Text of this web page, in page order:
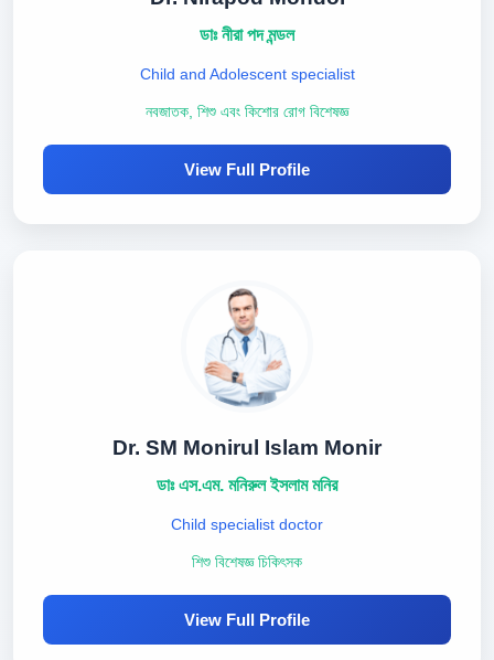
ডাঃ নীরা পদ মন্ডল
Child and Adolescent specialist
নবজাতক, শিশু এবং কিশোর রোগ বিশেষজ্ঞ
View Full Profile
Dr. SM Monirul Islam Monir
ডাঃ এস.এম. মনিরুল ইসলাম মনির
Child specialist doctor
শিশু বিশেষজ্ঞ চিকিৎসক
View Full Profile